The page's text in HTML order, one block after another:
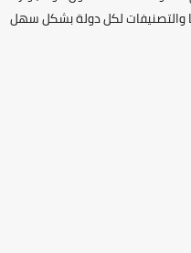
لكل دولة بشكل سهل